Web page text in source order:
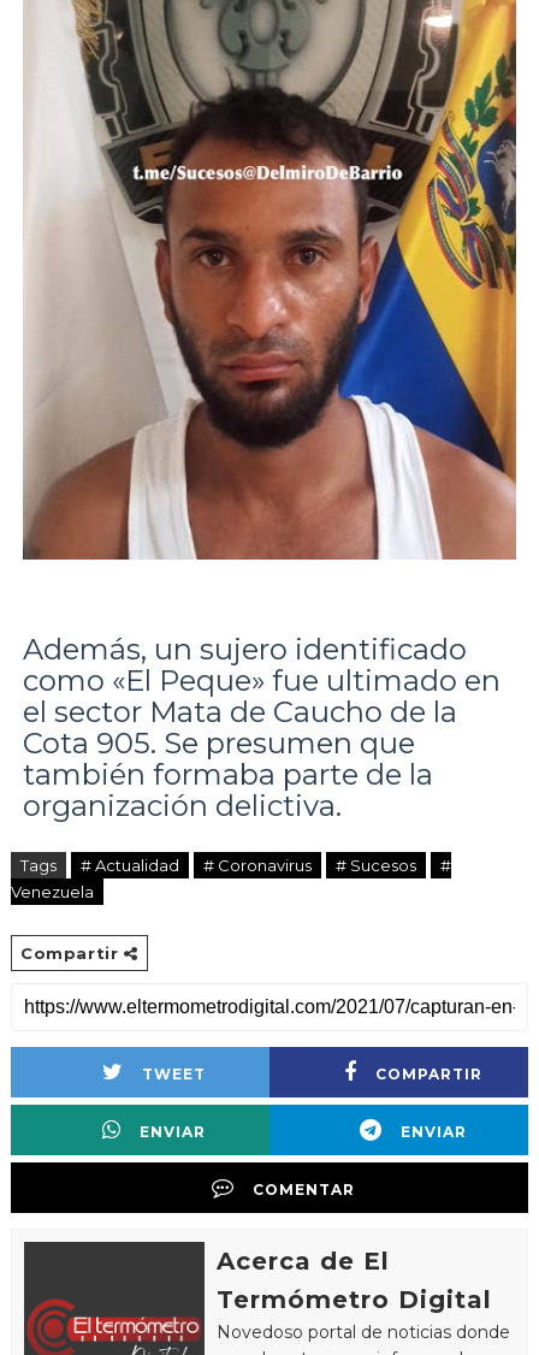
Además, un sujero identificado
como «El Peque» fue ultimado en
el sector Mata de Caucho de la
Cota 905. Se presumen que
también formaba parte de la
organización delictiva.
Tags # Actualidad # Coronavirus # Sucesos
#
Venezuela
Compartir
TWEET COMPARTIR
ENVIAR ENVIAR
COMENTAR
Acerca de El
Termómetro Digital
Novedoso portal de noticias donde